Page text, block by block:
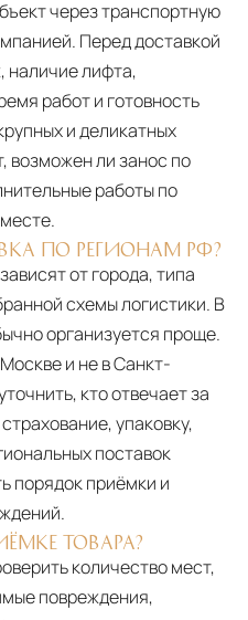
через транспортную
Перед доставкой
наличие лифта,
работ и готовность
и деликатных
возможен ли занос по
работы по
ПО РЕГИОНАМ РФ?
от города, типа
схемы логистики. В
организуется проще.
и не в Санкт-
кто отвечает за
упаковку,
поставок
порядок приёмки и
ТОВАРА?
количество мест,
повреждения,